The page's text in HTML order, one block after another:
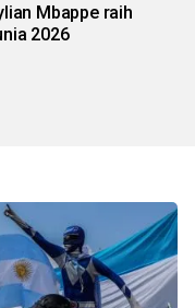
Mbappe raih
2026